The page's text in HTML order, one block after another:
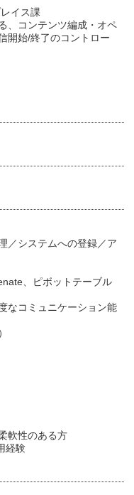
プレイス課
、コンテンツ編成・オペ
開始/終了のコントロー
／システムへの登録／ア
、ピボットテーブル
なコミュニケーション能
卸等）
、柔軟性のある方
活用経験